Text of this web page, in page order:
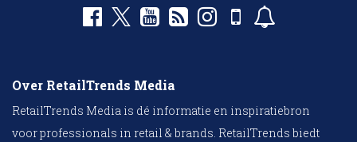
Over RetailTrends Media
RetailTrends Media is dé informatie en inspiratiebron
voor professionals in retail & brands. RetailTrends biedt